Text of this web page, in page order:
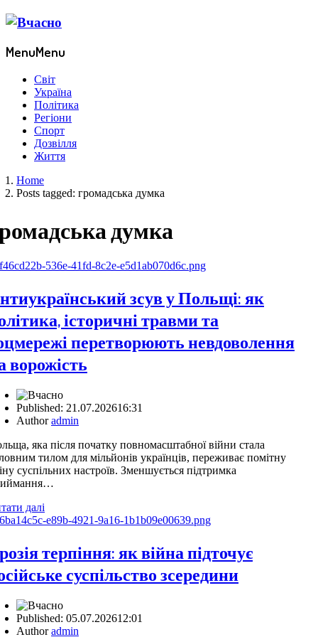
MenuMenu
Світ
Україна
Політика
Регіони
Спорт
Дозвілля
Життя
Home
Posts tagged: громадська думка
думка
зсув у Польщі: як
історичні травми та
перетворюють невдоволення
ворожість
Published: 21.07.202616:31
Authoradmin
яка після початку повномасштабної війни стала
тилом для мільйонів українців, переживає помітну
суспільних настроїв. Зменшується підтримка
далі
терпіння: як війна підточує
суспільство зсередини
Published: 05.07.202612:01
Authoradmin